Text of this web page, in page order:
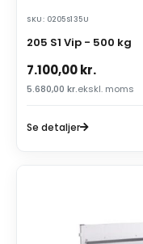
SKU: 0205S135U
205 S1 Vip - 500 kg
7.100,00kr.
5.680,00 kr.ekskl. moms
Se detaljer